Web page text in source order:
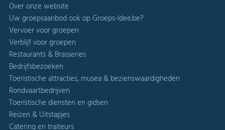
Over onze website
Uw groepsaanbod ook op Groeps-Idee.be?
Vervoer voor groepen
Verblijf voor groepen
Restaurants & Brasseries
Bedrijfsbezoeken
Toeristische attracties, musea & bezienswaardigheden
Rondvaartbedrijven
Toeristische diensten en gidsen
Reizen & Uitstapjes
Catering en traiteurs